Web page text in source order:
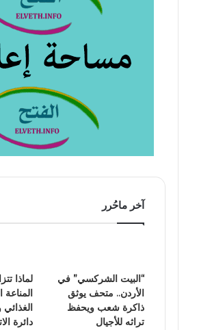
آخر ماحُرر
“البيت الشركسي” في
الأردن.. متحف يوثق
ذاكرة شعب ويحفظ
تراثه للأجيال
لماذا
المناعة
دائرة